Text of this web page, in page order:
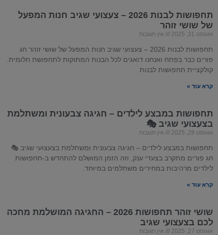
תחפושות לבנות 2026 – צעצועי שגיב חנות המפעל
של שושי זוהר
אוגוסט 31, 2025 אין תגובות
תחפושות לבנות 2026 – צעצועי שגיב חנות המפעל של שושי זוהר חג
פורים כבר בפתח ואנחנו דואגים לכל הבנות המתוקות לתחפושת חלומית.
קולקציית תחפושות לבנות
קרא עוד »
תחפושות במבצע לילדים – חגיגה צבעונית ומשתלמת
בצעצועי שגיב 🎭
אוגוסט 28, 2025 אין תגובות
תחפושות במבצע לילדים – חגיגה צבעונית ומשתלמת בצעצועי שגיב 🎭
חג פורים מתקרב בצעדי ענק, וזה הזמן המושלם להתחדש ב-תחפושות
לילדים מרהיבות במחירים משתלמים במיוחד.
קרא עוד »
שושי זוהר תחפושות 2026 – החגיגה המושלמת מחכה
לכם בצעצועי שגיב
אוגוסט 27, 2025 אין תגובות